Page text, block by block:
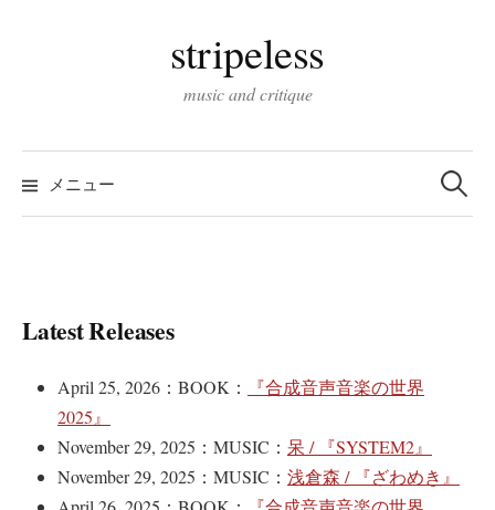
ス
キ
stripeless
music and critique
メニュー
検
索:
Latest Releases
April 25, 2026：BOOK：
『合成音声音楽の世界
2025』
November 29, 2025：MUSIC： 呆 / 『SYSTEM2』
November 29, 2025：MUSIC： 浅倉森 / 『ざわめき』